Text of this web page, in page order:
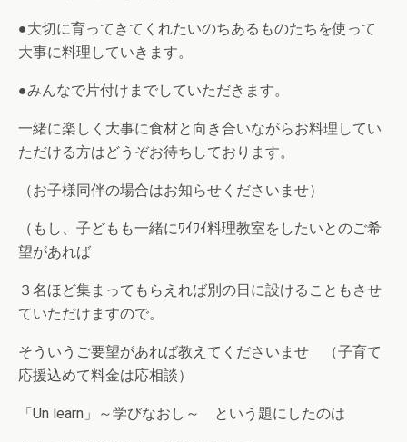
●大切に育ってきてくれたいのちあるものたちを使って
大事に料理していきます。
●みんなで片付けまでしていただきます。
一緒に楽しく大事に食材と向き合いながらお料理してい
ただける方はどうぞお待ちしております。
（お子様同伴の場合はお知らせくださいませ）
（もし、子どもも一緒にﾜｲﾜｲ料理教室をしたいとのご希
望があれば
３名ほど集まってもらえれば別の日に設けることもさせ
ていただけますので。
そういうご要望があれば教えてくださいませ （子育て
応援込めて料金は応相談）
「Un learn」～学びなおし～ という題にしたのは